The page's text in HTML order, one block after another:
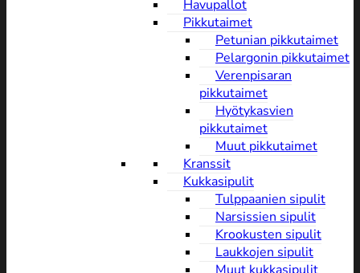
Havupallot
Pikkutaimet
Petunian pikkutaimet
Pelargonin pikkutaimet
Verenpisaran
pikkutaimet
Hyötykasvien
pikkutaimet
Muut pikkutaimet
Kranssit
Kukkasipulit
Tulppaanien sipulit
Narsissien sipulit
Krookusten sipulit
Laukkojen sipulit